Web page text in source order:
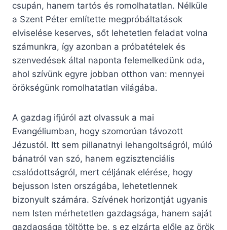
csupán, hanem tartós és romolhatatlan. Nélküle
a Szent Péter említette megpróbáltatások
elviselése keserves, sőt lehetetlen feladat volna
számunkra, így azonban a próbatételek és
szenvedések által naponta felemelkedünk oda,
ahol szívünk egyre jobban otthon van: mennyei
örökségünk romolhatatlan világába.
A gazdag ifjúról azt olvassuk a mai
Evangéliumban, hogy szomorúan távozott
Jézustól. Itt sem pillanatnyi lehangoltságról, múló
bánatról van szó, hanem egzisztenciális
csalódottságról, mert céljának elérése, hogy
bejusson Isten országába, lehetetlennek
bizonyult számára. Szívének horizontját ugyanis
nem Isten mérhetetlen gazdagsága, hanem saját
gazdagsága töltötte be, s ez elzárta előle az örök